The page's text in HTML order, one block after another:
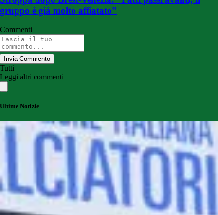
gruppo è già molto affiatato”
Commenti
Invia Commento
Tutti
Leggi altri commenti
Ultime Notizie